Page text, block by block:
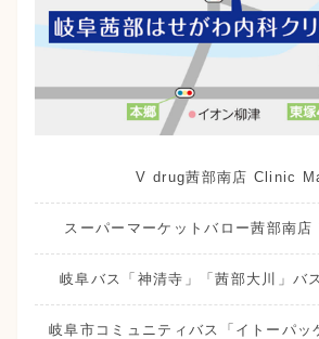
V drug茜部南店 Clinic
スーパーマーケットバロー茜部南店
岐阜バス「神清寺」「茜部大川」バ
岐阜市コミュニティバス「イトーパッ